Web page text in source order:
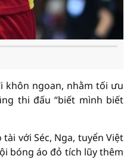
khôn ngoan, nhằm tối ưu
thi đấu “biết mình biết
với Séc, Nga, tuyển Việt
bóng áo đỏ tích lũy thêm